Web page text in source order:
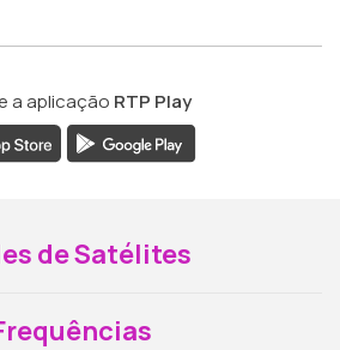
a aplicação RTP Play
de Satélites